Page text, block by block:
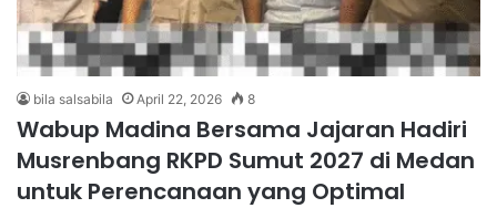
bila salsabila April 22, 2026 8
Wabup Madina Bersama Jajaran Hadiri
Musrenbang RKPD Sumut 2027 di Medan
untuk Perencanaan yang Optimal